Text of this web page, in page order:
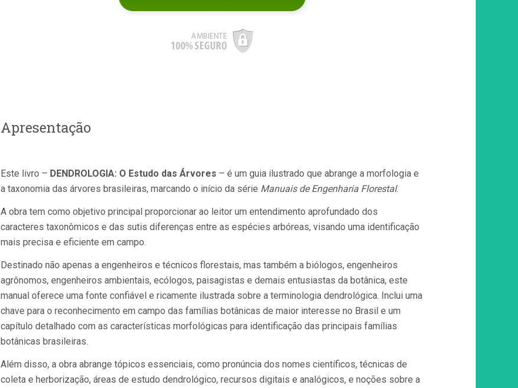
Apresentação
Este livro – DENDROLOGIA: O Estudo das Árvores – é um guia ilustrado que abrange a morfologia e
a taxonomia das árvores brasileiras, marcando o início da série Manuais de Engenharia Florestal.
A obra tem como objetivo principal proporcionar ao leitor um entendimento aprofundado dos
caracteres taxonômicos e das sutis diferenças entre as espécies arbóreas, visando uma identificação
mais precisa e eficiente em campo.​
Destinado não apenas a engenheiros e técnicos florestais, mas também a biólogos, engenheiros
agrônomos, engenheiros ambientais, ecólogos, paisagistas e demais entusiastas da botânica, este
manual oferece uma fonte confiável e ricamente ilustrada sobre a terminologia dendrológica. Inclui uma
chave para o reconhecimento em campo das famílias botânicas de maior interesse no Brasil e um
capítulo detalhado com as características morfológicas para identificação das principais famílias
botânicas brasileiras.​
Além disso, a obra abrange tópicos essenciais, como pronúncia dos nomes científicos, técnicas de
coleta e herborização, áreas de estudo dendrológico, recursos digitais e analógicos, e noções sobre a